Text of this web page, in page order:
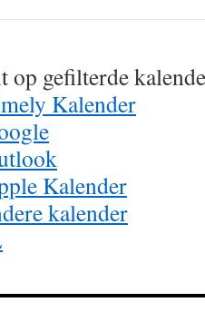
op gefilterde
Kalender
Kalender
kalender